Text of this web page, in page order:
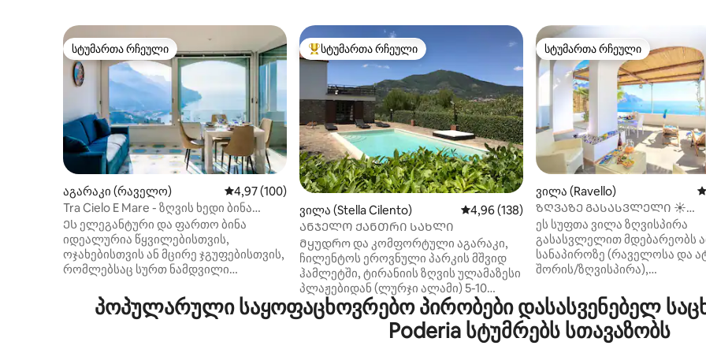
სტუმართა რჩეული
სტუმართა რჩეული
აგარაკი (რაველო) საშუალო შეფასებაა 5‑დან 4,97, 100 მიმოხილვა
4,97 (100)
Tra Cielo E Mare - ზღვის ხედი ბინა
რაველოში
Ეს ელეგანტური და ფართო ბინა
იდეალურია წყვილებისთვის,
ოჯახებისთვის ან მცირე ჯგუფებისთვის,
რომლებსაც სურთ ნამდვილი
ხედებსა და კომფორტს შორის. Რას
იპოვით: • 2 სტუმართმოყვარე და
სტუმართა რჩეული მოწინავე ვარიანტი
სტუმართა რჩეული
ვილა (Stella Cilento) საშუალო შეფასებაა 5‑დან 4,96, 138
4,96 (138)
ᲐᲜᲯᲔᲚᲝ ᲥᲐᲜᲗᲠᲘ ᲡᲐᲮᲚᲘ
Მყუდრო და კომფორტული აგარაკი,
ჩილენტოს ეროვნული პარკის მშვიდ
ჰამლეტში, ტირანიის ზღვის ულამაზესი
პლაჟებიდან (ლურჯი ალამი) 5-10
წუთის სავალზე. Სიმშვიდის, სივრცისა
და სინათლის ოაზისი, სასიამოვნო
მომენტებისთვის ბაღში ან გარე აუზში.
Ამ ორ სართულზე განთავსებულია 2
სტუმართა რჩეული
სტუმართა რჩეული
ვილა (Ravello)
ᲖᲦᲕᲐᲖᲔ ᲒᲐᲡᲐᲡᲕᲚᲔᲚᲘ ☀️
ᲡᲝᲚᲐᲠᲘᲣᲛᲘ ☀️ᲞᲐᲠᲙᲘᲜᲒᲘ ☀️
ᲠᲐᲕᲔᲚᲝ ᲖᲦᲕᲘᲡᲞᲘᲠᲐ
ეს სუფთა ვილა ზღვისპირა
გასასვლელით მდებარეობს
სანაპიროზე (რაველოსა და
შორის/ზღვისპირა),
ფორთოხლის ბაღებით, აქვს
სოლარიუმი და პირდაპირი
გასასვლელი ზღვისკენ.
ის გათვლილია 3 სტუმარზე.
პოპულარული საყოფაცხოვრებო პირობები დასასვენებელ
Poderia სტუმრებს სთავაზობს